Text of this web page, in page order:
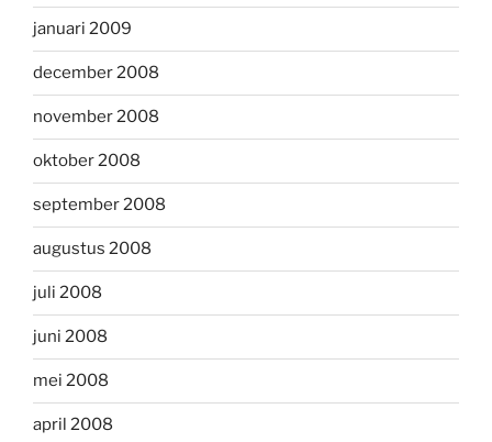
januari 2009
december 2008
november 2008
oktober 2008
september 2008
augustus 2008
juli 2008
juni 2008
mei 2008
april 2008